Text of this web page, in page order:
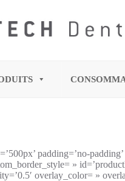
padding=’no-
»
overlay_color= »